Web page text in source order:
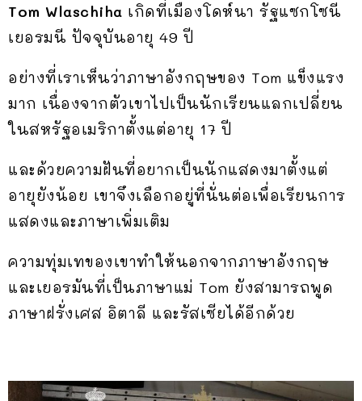
Tom Wlaschiha เกิดที่เมืองโดห์นา รัฐแซกโซนี
เยอรมนี ปัจจุบันอายุ 49 ปี
อย่างที่เราเห็นว่าภาษาอังกฤษของ Tom แข็งแรง
มาก เนื่องจากตัวเขาไปเป็นนักเรียนแลกเปลี่ยน
ในสหรัฐอเมริกาตั้งแต่อายุ 17 ปี
และด้วยความฝันที่อยากเป็นนักแสดงมาตั้งแต่
อายุยังน้อย เขาจึงเลือกอยู่ที่นั่นต่อเพื่อเรียนการ
แสดงและภาษาเพิ่มเติม
ความทุ่มเทของเขาทำให้นอกจากภาษาอังกฤษ
และเยอรมันที่เป็นภาษาแม่ Tom ยังสามารถพูด
ภาษาฝรั่งเศส อิตาลี และรัสเซียได้อีกด้วย